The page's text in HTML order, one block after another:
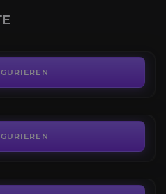
von Dazar'alor